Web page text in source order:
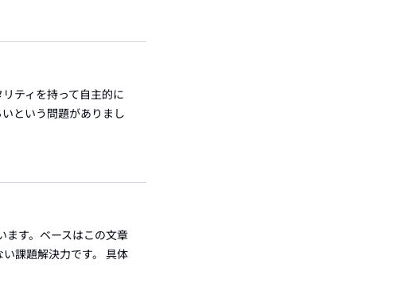
ティを持って自主的に
という問題がありまし
ます。ベースはこの文章
課題解決力です。 具体